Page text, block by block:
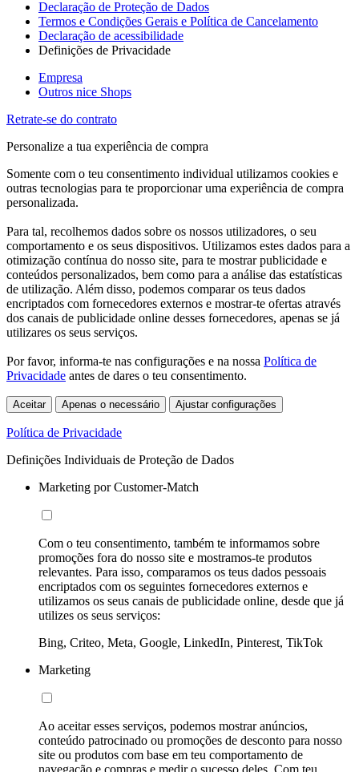
Declaração de Proteção de Dados
Termos e Condições Gerais e Política de Cancelamento
Declaração de acessibilidade
Definições de Privacidade
Empresa
Outros nice Shops
Retrate-se do contrato
Personalize a tua experiência de compra
Somente com o teu consentimento individual utilizamos cookies e
outras tecnologias para te proporcionar uma experiência de compra
personalizada.
Para tal, recolhemos dados sobre os nossos utilizadores, o seu
comportamento e os seus dispositivos. Utilizamos estes dados para a
otimização contínua do nosso site, para te mostrar publicidade e
conteúdos personalizados, bem como para a análise das estatísticas
de utilização. Além disso, podemos comparar os teus dados
encriptados com fornecedores externos e mostrar-te ofertas através
dos canais de publicidade online desses fornecedores, apenas se já
utilizares os seus serviços.
Por favor, informa-te nas configurações e na nossa Política de
Privacidade antes de dares o teu consentimento.
Aceitar Apenas o necessário Ajustar configurações
Política de Privacidade
Definições Individuais de Proteção de Dados
Marketing por Customer-Match
Com o teu consentimento, também te informamos sobre
promoções fora do nosso site e mostramos-te produtos
relevantes. Para isso, comparamos os teus dados pessoais
encriptados com os seguintes fornecedores externos e
utilizamos os seus canais de publicidade online, desde que já
utilizes os seus serviços:
Bing, Criteo, Meta, Google, LinkedIn, Pinterest, TikTok
Marketing
Ao aceitar esses serviços, podemos mostrar anúncios,
conteúdo patrocinado ou promoções de desconto para nosso
site ou produtos com base em teu comportamento de